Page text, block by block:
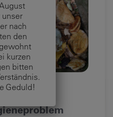
– ein
nach
den
kurzen
bitten
Geduld!